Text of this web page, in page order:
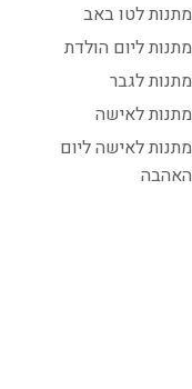
מתנות לטו באב
מתנות ליום הולדת
מתנות לגבר
מתנות לאישה
מתנות לאישה ליום
האהבה